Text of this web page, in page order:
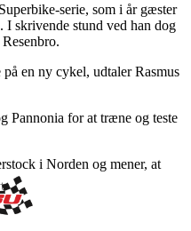
serie, som i år gæster
I skrivende stund ved han dog
en ny cykel, udtaler Rasmus
Pannonia for at træne og teste
i Norden og mener, at